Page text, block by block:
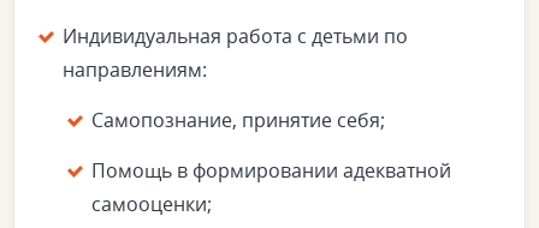
Индивидуальная работа с детьми по
направлениям:
Самопознание, принятие себя;
Помощь в формировании адекватной
самооценки;